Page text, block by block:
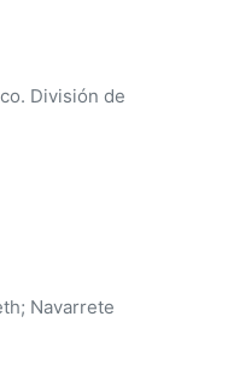
División de
; Navarrete